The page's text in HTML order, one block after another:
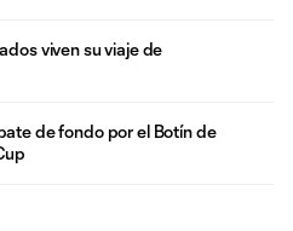
viven su viaje de
de fondo por el Botín de